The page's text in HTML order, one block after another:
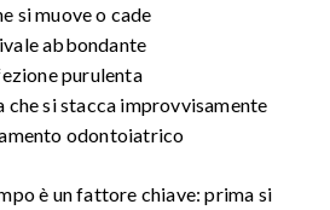
si muove o cade
abbondante
purulenta
si stacca improvvisamente
odontoiatrico
è un fattore chiave: prima si